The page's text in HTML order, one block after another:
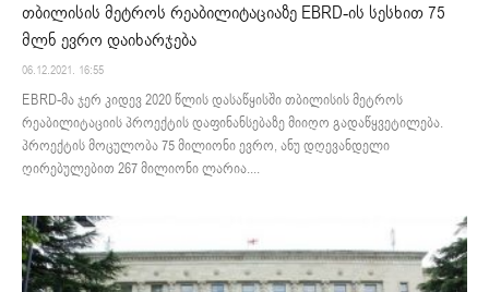
თბილისის მეტროს რეაბილიტაციაზე EBRD-ის სესხით 75
მლნ ევრო დაიხარჯება
06.12.2021. 16:55
EBRD-მა ჯერ კიდევ 2020 წლის დასაწყისში თბილისის მეტროს
რეაბილიტაციის პროექტის დაფინანსებაზე მიიღო გადაწყვეტილება.
პროექტის მოცულობა 75 მილიონი ევრო, ანუ დღევანდელი
ღირებულებით 267 მილიონი ლარია....